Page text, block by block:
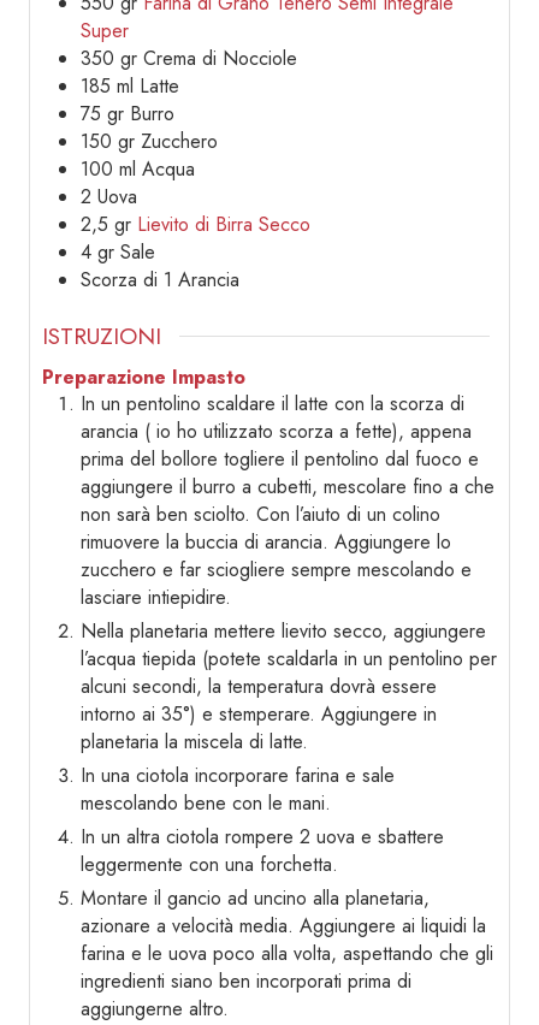
Super
350 gr Crema di Nocciole
185 ml Latte
75 gr Burro
150 gr Zucchero
100 ml Acqua
2 Uova
2,5 gr Lievito di Birra Secco
4 gr Sale
Scorza di 1 Arancia
ISTRUZIONI
Preparazione Impasto
In un pentolino scaldare il latte con la scorza di
arancia ( io ho utilizzato scorza a fette), appena
prima del bollore togliere il pentolino dal fuoco e
aggiungere il burro a cubetti, mescolare fino a che
non sarà ben sciolto. Con l’aiuto di un colino
rimuovere la buccia di arancia. Aggiungere lo
zucchero e far sciogliere sempre mescolando e
lasciare intiepidire.
Nella planetaria mettere lievito secco, aggiungere
l’acqua tiepida (potete scaldarla in un pentolino per
alcuni secondi, la temperatura dovrà essere
intorno ai 35°) e stemperare. Aggiungere in
planetaria la miscela di latte.
In una ciotola incorporare farina e sale
mescolando bene con le mani.
In un altra ciotola rompere 2 uova e sbattere
leggermente con una forchetta.
Montare il gancio ad uncino alla planetaria,
azionare a velocità media. Aggiungere ai liquidi la
farina e le uova poco alla volta, aspettando che gli
ingredienti siano ben incorporati prima di
aggiungerne altro.